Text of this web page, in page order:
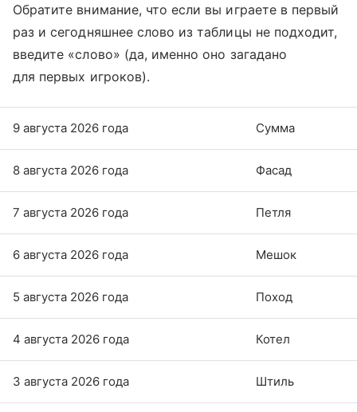
Обратите внимание, что если вы играете в первый
раз и сегодняшнее слово из таблицы не подходит,
введите «слово» (да, именно оно загадано
для первых игроков).
9 августа 2026 года Сумма
8 августа 2026 года Фасад
7 августа 2026 года Петля
6 августа 2026 года Мешок
5 августа 2026 года Поход
4 августа 2026 года Котел
3 августа 2026 года Штиль